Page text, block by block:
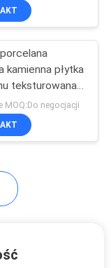
3 mm
kamienna płytka
teksturowana
łupka Salb
MOQ:Do negocjacji